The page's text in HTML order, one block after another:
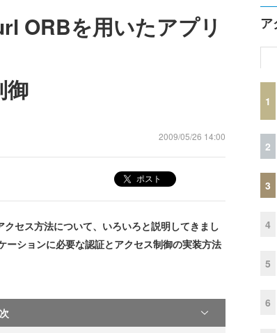
ORBを用いたアプリ
御
2009/05/26 14:00
ポスト
セス方法について、いろいろと説明してきまし
ションに必要な認証とアクセス制御の実装方法
ア
1
2
3
4
5
6